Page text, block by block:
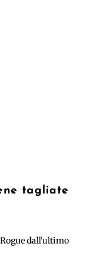
tagliate
dall'ultimo